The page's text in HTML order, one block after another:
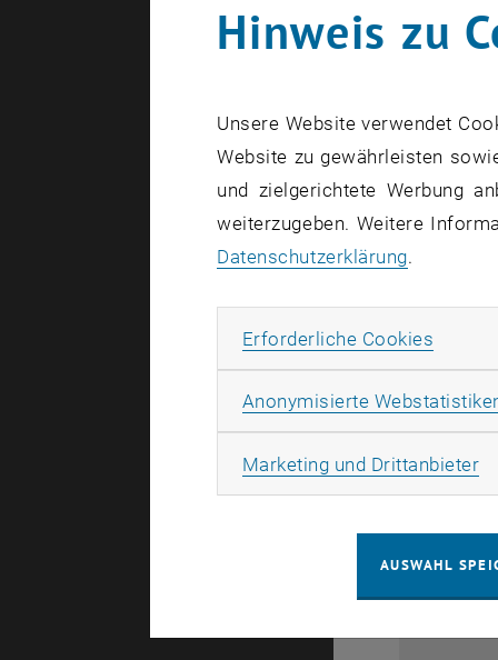
JULI
Hinweis zu
Unsere Website verwendet
Website zu gewährleisten
und zielgerichtete Werbung
weiterzugeben. Weitere
Datenschutzerklärung.
Erforderliche Cookies
Anonymisierte
Marketing und Drittanbieter
AUSWAHL